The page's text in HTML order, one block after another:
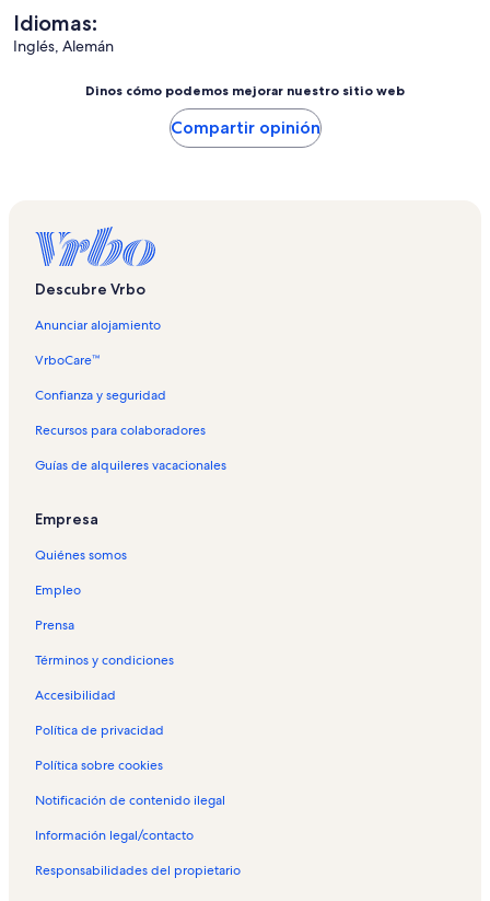
Idiomas:
Inglés, Alemán
Dinos cómo podemos mejorar nuestro sitio web
Compartir opinión
Descubre Vrbo
Anunciar alojamiento
VrboCare™
Confianza y seguridad
Recursos para colaboradores
Guías de alquileres vacacionales
Empresa
Quiénes somos
Empleo
Prensa
Términos y condiciones
Accesibilidad
Política de privacidad
Política sobre cookies
Notificación de contenido ilegal
Información legal/contacto
Responsabilidades del propietario